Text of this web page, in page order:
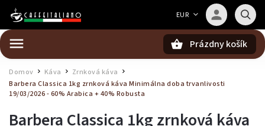
EUR
Prázdny košík
Domov Káva Zrnková káva
Barbera Classica 1kg zrnková káva Minimálna doba trvanlivosti
19/03/2026 - 60% Arabica + 40% Robusta
Barbera Classica 1kg zrnková káva
Barista — poradca Caffeitaliano